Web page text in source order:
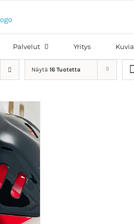
Palvelut Yritys Kuvia
Näytä 16 Tuotetta